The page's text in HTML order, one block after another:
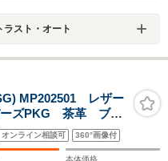
スト・オート
MP202501 レザー
ーズPKG 茶革 ブル
ン AMG20AW 11.9
メラ 360度ドラレ
オンライン相談可 360°画像付
本体価格